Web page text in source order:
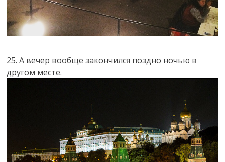
25. А вечер вообще закончился поздно ночью в
другом месте.